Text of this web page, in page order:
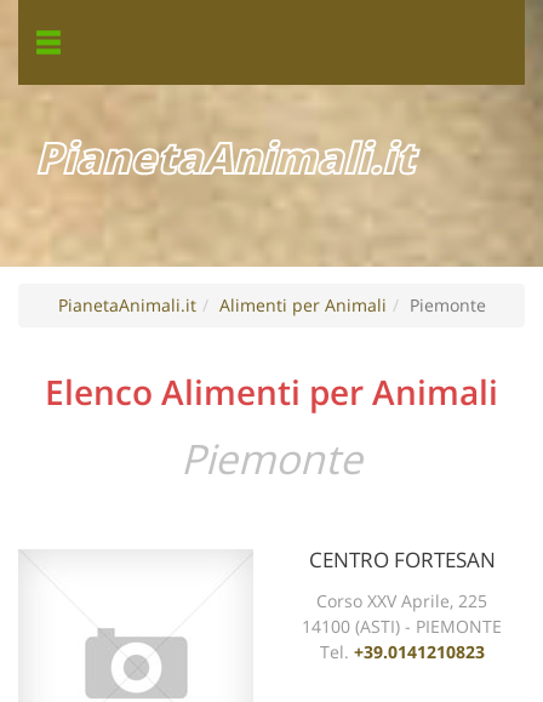
PianetaAnimali.it
PianetaAnimali.it Alimenti per Animali Piemonte
Elenco Alimenti per Animali
Piemonte
CENTRO FORTESAN
Corso XXV Aprile, 225
14100 (ASTI) - PIEMONTE
Tel. +39.0141210823